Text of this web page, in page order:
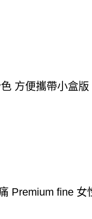
方便攜帶小盒
Premium fine